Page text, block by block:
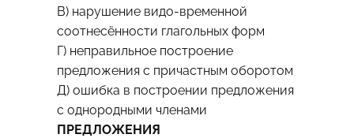
B) нарушение видо-временной
соотнесённости глагольных форм
Г) неправильное построение
предложения с причастным оборотом
Д) ошибка в построении предложения
с однородными членами
ПРЕДЛОЖЕНИЯ